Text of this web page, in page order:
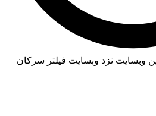
وبسایت نزد وبسایت فیلتر سرکان